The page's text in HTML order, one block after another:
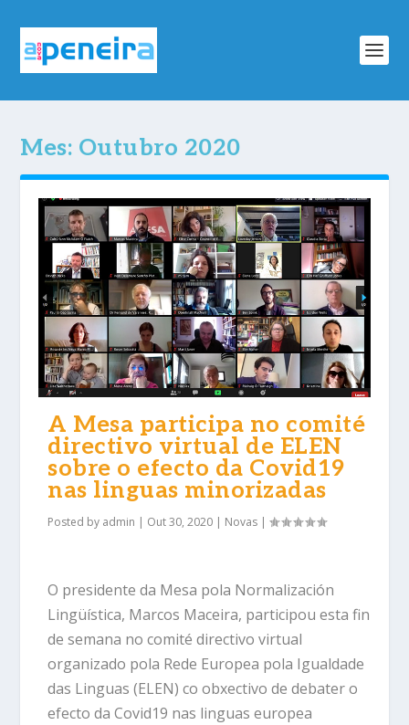
Mes: Outubro 2020
A Mesa participa no comité
directivo virtual de ELEN
sobre o efecto da Covid19
nas linguas minorizadas
Posted by admin | Out 30, 2020 | Novas |
O presidente da Mesa pola Normalización
Lingüística, Marcos Maceira, participou esta fin
de semana no comité directivo virtual
organizado pola Rede Europea pola Igualdade
das Linguas (ELEN) co obxectivo de debater o
efecto da Covid19 nas linguas europea